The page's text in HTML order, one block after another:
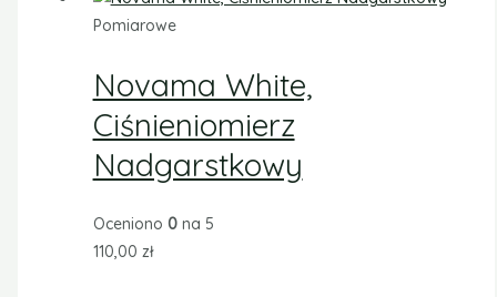
Pomiarowe
Novama White,
Ciśnieniomierz
Nadgarstkowy
Oceniono 0na 5
110,00 zł